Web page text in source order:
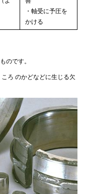
・軸受に予圧を
かける
のです。
ろ のかどなどに生じる欠